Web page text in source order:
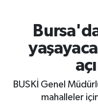
BUSKİ Genel
mahalleler
Ekonomi
Genel